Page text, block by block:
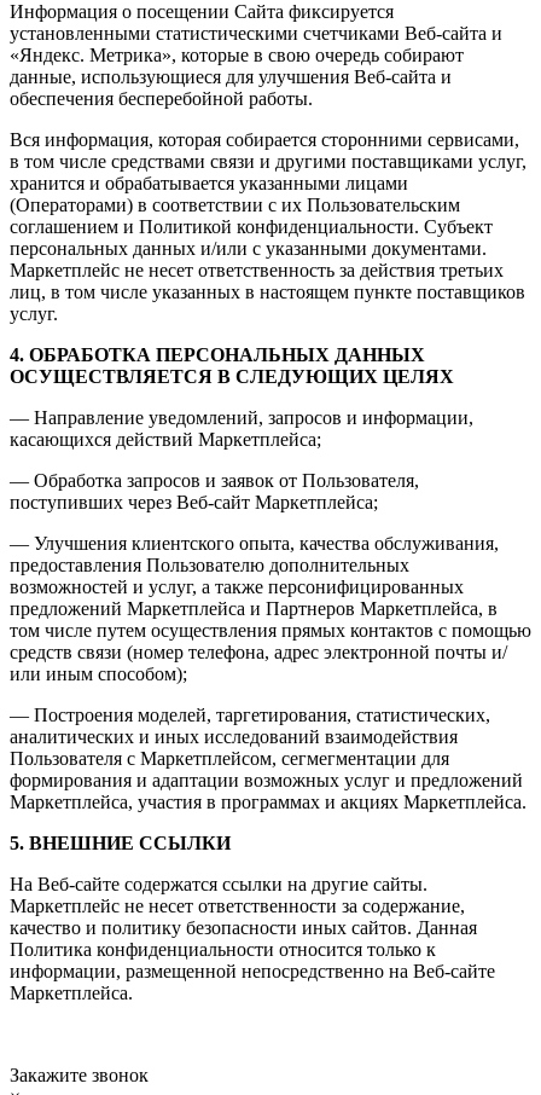
Информация о посещении Сайта фиксируется
установленными статистическими счетчиками Веб-сайта и
«Яндекс. Метрика», которые в свою очередь собирают
данные, использующиеся для улучшения Веб-сайта и
обеспечения бесперебойной работы.
Вся информация, которая собирается сторонними сервисами,
в том числе средствами связи и другими поставщиками услуг,
хранится и обрабатывается указанными лицами
(Операторами) в соответствии с их Пользовательским
соглашением и Политикой конфиденциальности. Субъект
персональных данных и/или с указанными документами.
Маркетплейс не несет ответственность за действия третьих
лиц, в том числе указанных в настоящем пункте поставщиков
услуг.
4. ОБРАБОТКА ПЕРСОНАЛЬНЫХ ДАННЫХ
ОСУЩЕСТВЛЯЕТСЯ В СЛЕДУЮЩИХ ЦЕЛЯХ
— Направление уведомлений, запросов и информации,
касающихся действий Маркетплейса;
— Обработка запросов и заявок от Пользователя,
поступивших через Веб-сайт Маркетплейса;
— Улучшения клиентского опыта, качества обслуживания,
предоставления Пользователю дополнительных
возможностей и услуг, а также персонифицированных
предложений Маркетплейса и Партнеров Маркетплейса, в
том числе путем осуществления прямых контактов с помощью
средств связи (номер телефона, адрес электронной почты и/
или иным способом);
— Построения моделей, таргетирования, статистических,
аналитических и иных исследований взаимодействия
Пользователя с Маркетплейсом, сегмегментации для
формирования и адаптации возможных услуг и предложений
Маркетплейса, участия в программах и акциях Маркетплейса.
5. ВНЕШНИЕ ССЫЛКИ
На Веб-сайте содержатся ссылки на другие сайты.
Маркетплейс не несет ответственности за содержание,
качество и политику безопасности иных сайтов. Данная
Политика конфиденциальности относится только к
информации, размещенной непосредственно на Веб-сайте
Маркетплейса.
Закажите звонок